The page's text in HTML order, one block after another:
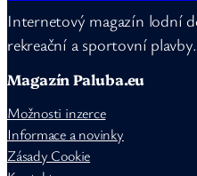
Internetový magazín lodní
rekreační a sportovní plavby.
Magazín Paluba.eu
Možnosti inzerce
Informace a novinky
Zásady Cookie